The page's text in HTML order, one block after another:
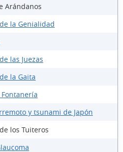
Arándanos
la Genialidad
las Juezas
la Gaita
y tsunami de Japón
los Tuiteros